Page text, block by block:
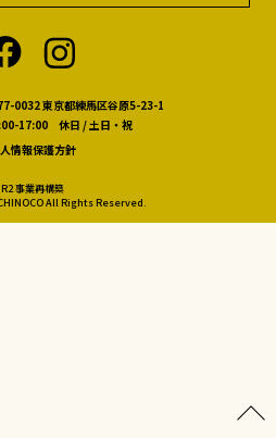
0032 東京都練馬区谷原5-23-1
17:00 休日 / 土日・祝
情報保護方針
R2 事業再構築
All Rights Reserved.